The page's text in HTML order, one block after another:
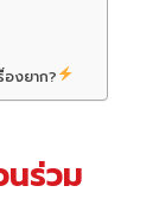
องยาก?
นร่วม